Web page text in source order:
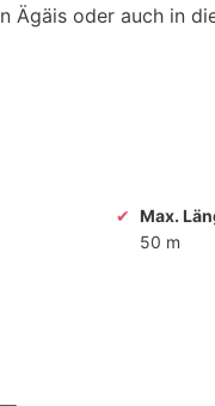
Ägäis oder auch in
Max.
50 m